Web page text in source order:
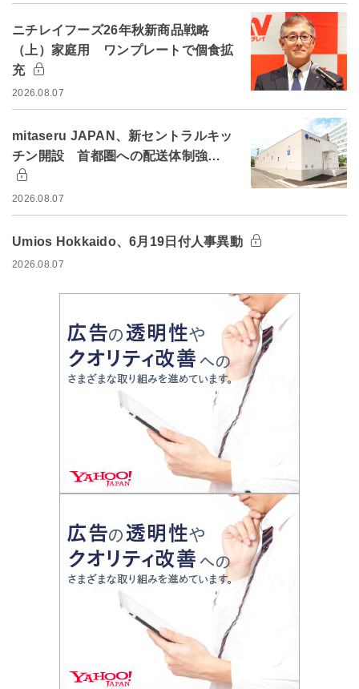
ニチレイフーズ26年秋新商品戦略
（上）家庭用 ワンプレートで個食拡
充
2026.08.07
mitaseru JAPAN、新セントラルキッ
チン開設 首都圏への配送体制強…
2026.08.07
Umios Hokkaido、6月19日付人事異動
2026.08.07